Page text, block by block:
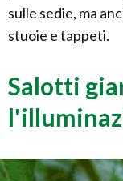
sulle sedie, ma
stuoie e tappeti.
Salotti